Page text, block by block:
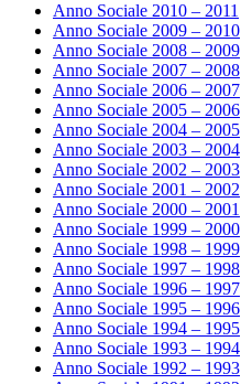
Anno Sociale 2010 – 2011
Anno Sociale 2009 – 2010
Anno Sociale 2008 – 2009
Anno Sociale 2007 – 2008
Anno Sociale 2006 – 2007
Anno Sociale 2005 – 2006
Anno Sociale 2004 – 2005
Anno Sociale 2003 – 2004
Anno Sociale 2002 – 2003
Anno Sociale 2001 – 2002
Anno Sociale 2000 – 2001
Anno Sociale 1999 – 2000
Anno Sociale 1998 – 1999
Anno Sociale 1997 – 1998
Anno Sociale 1996 – 1997
Anno Sociale 1995 – 1996
Anno Sociale 1994 – 1995
Anno Sociale 1993 – 1994
Anno Sociale 1992 – 1993